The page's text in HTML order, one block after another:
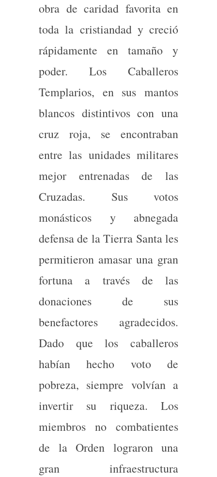
obra de caridad favorita en
toda la cristiandad y creció
rápidamente en tamaño y
poder. Los Caballeros
Templarios, en sus mantos
blancos distintivos con una
cruz roja, se encontraban
entre las unidades militares
mejor entrenadas de las
Cruzadas. Sus votos
monásticos y abnegada
defensa de la Tierra Santa les
permitieron amasar una gran
fortuna a través de las
donaciones de sus
benefactores agradecidos.
Dado que los caballeros
habían hecho voto de
pobreza, siempre volvían a
invertir su riqueza. Los
miembros no combatientes
de la Orden lograron una
gran infraestructura